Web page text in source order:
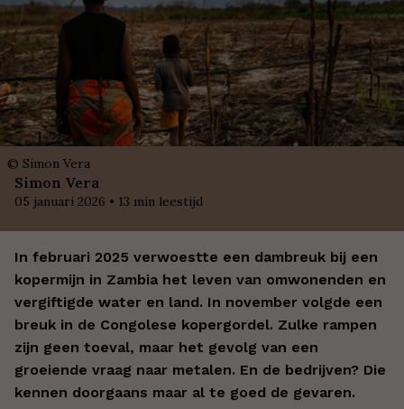
© Simon Vera
Simon Vera
05 januari 2026 • 13 min leestijd
In februari 2025 verwoestte een dambreuk bij een
kopermijn in Zambia het leven van omwonenden en
vergiftigde water en land. In november volgde een
breuk in de Congolese kopergordel. Zulke rampen
zijn geen toeval, maar het gevolg van een
groeiende vraag naar metalen. En de bedrijven? Die
kennen doorgaans maar al te goed de gevaren.